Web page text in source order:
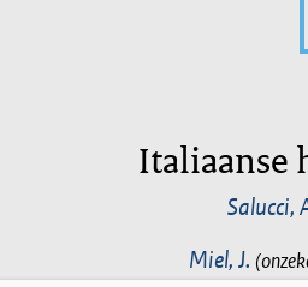
Italiaanse
Salucci,
Miel, J.